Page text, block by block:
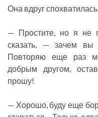
Она вдруг
— Простите, но я не
сказать, — зачем вы
Повторяю еще раз
добрым другом,
прошу!
— Хорошо, буду еще